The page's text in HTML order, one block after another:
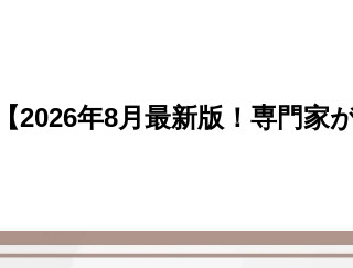
年8月最新版！専門家